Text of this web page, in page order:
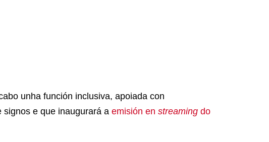
unha función inclusiva, apoiada con
signos e que inaugurará a emisión en streaming do